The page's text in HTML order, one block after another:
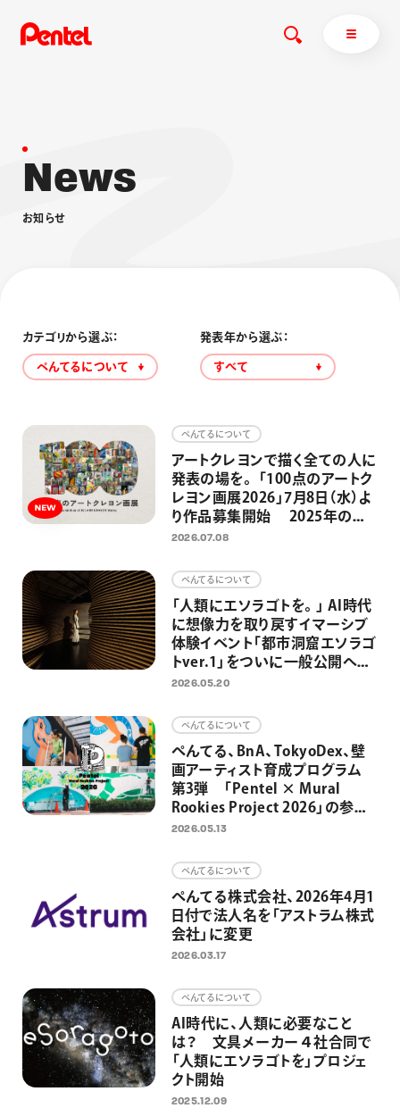
商品を探す
ブラッシュ（筆）
その他
採用情報
運営会社
News
お知 らせ
カテゴリから選ぶ：
ぺんてるについて
発表年から選ぶ：
すべて
ぺんてるについて
アートクレヨンで描く全ての人に
発表の場を。 「100点のアートク
レヨン画展2026」7月8日（水）よ
り作品募集開始 2025年の応
募総数約2300点、今年も応募作
OKUROJIで展示
2026.07.08
ぺんてるについて
「人類にエソラゴトを。」 AI時代
に想像力を取り戻すイマーシブ
体験イベント「都市洞窟エソラゴ
トver.1」をついに一般公開へ
大平貴之氏監修－先史時代の洞
比谷で
2026.05.20
ぺんてるについて
ぺんてる、BnA、TokyoDex、壁
画アーティスト育成プログラム
第3弾 「Pentel × Mural
Rookies Project 2026」の参加
者募集開始 東京・日本橋3カ
と人をアートでつなぎ、アートを
日常にするための取り組みとし
て
2026.05.13
ぺんてるについて
ぺんてる株式会社、2026年4月1
日付で法人名を「アストラム株式
会社」に変更
2026.03.17
ぺんてるについて
AI時代に、人類に必要なこと
は？ 文具メーカー４社合同で
「人類にエソラゴトを」プロジェ
クト開始
2025.12.09